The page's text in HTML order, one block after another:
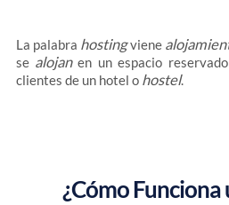
La palabra hostingviene
se alojanen un espacio
clientes de un hotel o hostel.
¿Cómo Funciona